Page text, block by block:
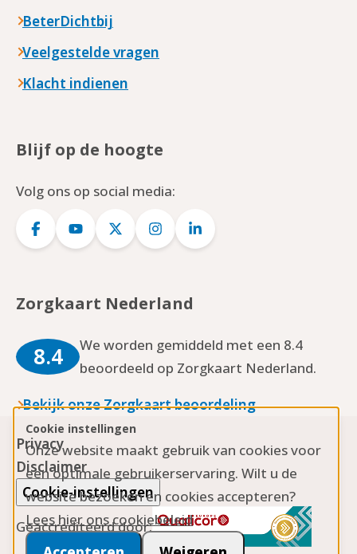
Cookie instellingen
Onze website maakt gebruik van cookies voor
een optimale gebruikerservaring. Wilt u de
website bezoeken en cookies accepteren?
Lees hier ons cookiebeleid
BeterDichtbij
Veelgestelde vragen
Klacht indienen
Blijf op de hoogte
Volg ons op social media:
Logo
Logo
Logo
Logo
Logo
Zorgkaart Nederland
8.4
We worden gemiddeld met een 8.4
beoordeeld op Zorgkaart Nederland.
Bekijk onze Zorgkaart beoordeling
Privacy
Disclaimer
Cookie-instellingen
Geaccrediteerd door: